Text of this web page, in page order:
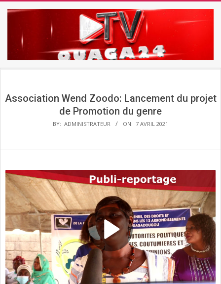
Skip
TV
OUAGA24
Menu
Association Wend Zoodo: Lancement du projet
de Promotion du genre
BY: ADMINISTRATEUR ON: 7 AVRIL 2021